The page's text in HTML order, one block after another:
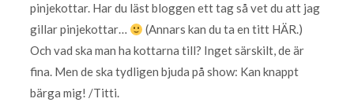
pinjekottar. Har du läst bloggen ett tag så vet du att jag
gillar pinjekottar…
(Annars kan du ta en titt HÄR.)
Och vad ska man ha kottarna till? Inget särskilt, de är
fina. Men de ska tydligen bjuda på show: Kan knappt
bärga mig! /Titti.